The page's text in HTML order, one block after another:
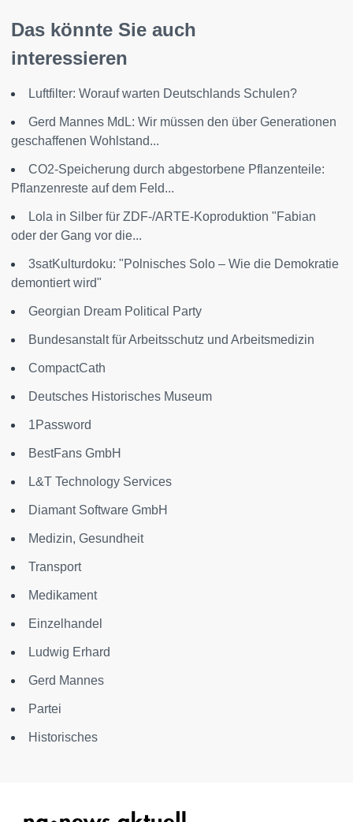
Das könnte Sie auch
interessieren
Luftfilter: Worauf warten Deutschlands Schulen?
Gerd Mannes MdL: Wir müssen den über Generationen
geschaffenen Wohlstand...
CO2-Speicherung durch abgestorbene Pflanzenteile:
Pflanzenreste auf dem Feld...
Lola in Silber für ZDF-/ARTE-Koproduktion "Fabian
oder der Gang vor die...
3satKulturdoku: "Polnisches Solo – Wie die Demokratie
demontiert wird"
Georgian Dream Political Party
Bundesanstalt für Arbeitsschutz und Arbeitsmedizin
CompactCath
Deutsches Historisches Museum
1Password
BestFans GmbH
L&T Technology Services
Diamant Software GmbH
Medizin, Gesundheit
Transport
Medikament
Einzelhandel
Ludwig Erhard
Gerd Mannes
Partei
Historisches